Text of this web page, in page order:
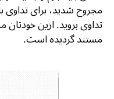
مجروح شدید، برای تداوی
تداوی بروید. ازین
مستند گردیده است.